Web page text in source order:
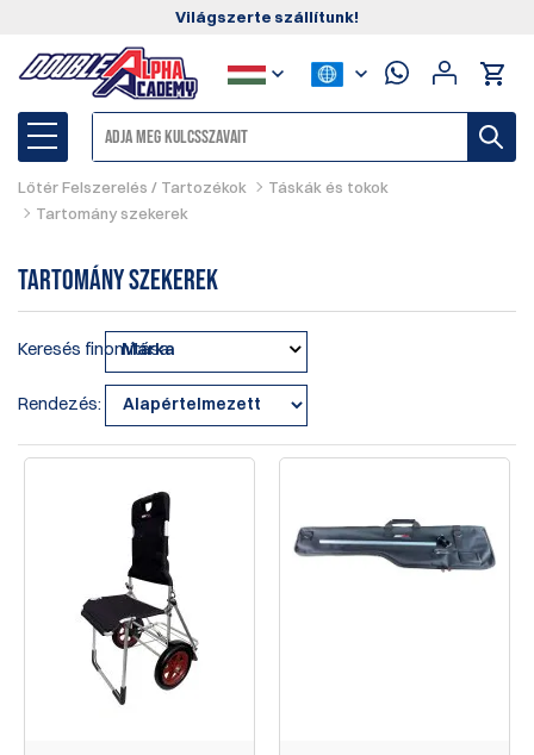
Világszerte szállítunk!
Lőtér Felszerelés / Tartozékok
Táskák és tokok
Tartomány szekerek
Tartomány szekerek
Keresés finomítása
Márka
Rendezés: